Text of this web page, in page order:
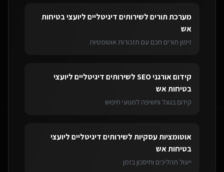
מערכת תוריםלשירותים דיגיטליים ליועצי בטיחות
אש
זימון תורים חכם עם תזכורות אוטומטיות
קידום אורגני SEO לשירותים דיגיטליים ליועצי
בטיחות אש
קידום בגוגל וחשיפה למנועי חיפוש
אוטומציות עסקיותלשירותים דיגיטליים ליועצי
בטיחות אש
ייעול תהליכים וחיסכון בזמן